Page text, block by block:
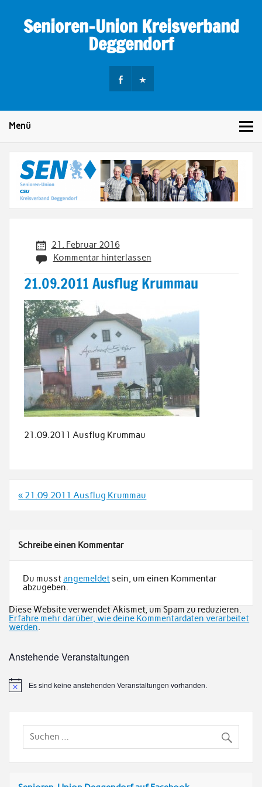
contentSenioren-Union Kreisverband
Deggendorf
Menü
21. Februar 2016
Kommentar hinterlassen
21.09.2011 Ausflug Krummau
21.09.2011 Ausflug Krummau
Beitrags-
« 21.09.2011 Ausflug Krummau
Schreibe einen Kommentar
Du musstangemeldetsein, um einen Kommentar
abzugeben.
Diese Website verwendet Akismet, um Spam zu reduzieren.
Erfahre mehr darüber, wie deine Kommentardaten verarbeitet
werden.
Anstehende Veranstaltungen
Es sind keine anstehenden Veranstaltungen vorhanden.